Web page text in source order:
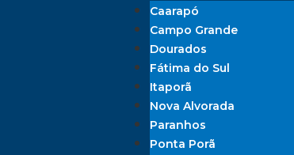
Caarapó
Campo Grande
Dourados
Fátima do Sul
Itaporã
Nova Alvorada
Paranhos
Ponta Porã